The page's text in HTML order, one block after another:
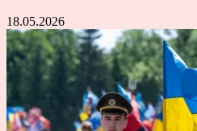
18.05.2026